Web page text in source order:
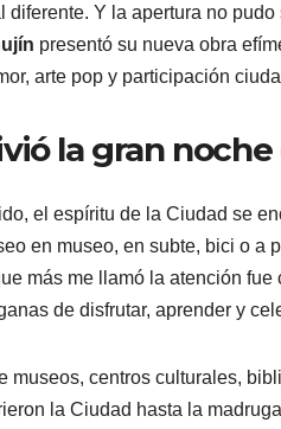
Y la apertura no pudo
presentó su nueva obra
arte pop y participación
la gran
el espíritu de la Ciudad se
en museo, en subte, bici o a
más me llamó la atención
de disfrutar, aprender y
museos, centros culturales,
la Ciudad hasta la